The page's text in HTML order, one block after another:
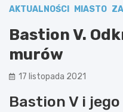
AKTUALNOŚCI MIASTO
Bastion V.
murów
17 listopada 2021
Bastion V i